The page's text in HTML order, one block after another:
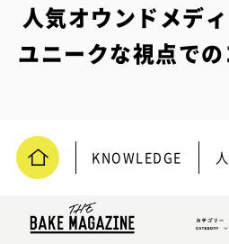
人気オウンドメデ
ユニークな視点で
KNOWLEDGE